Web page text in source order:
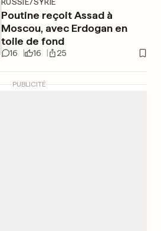
Poutine reçoit Assad à
Moscou, avec Erdogan en
toile de fond
16 16 25
PUBLICITÉ